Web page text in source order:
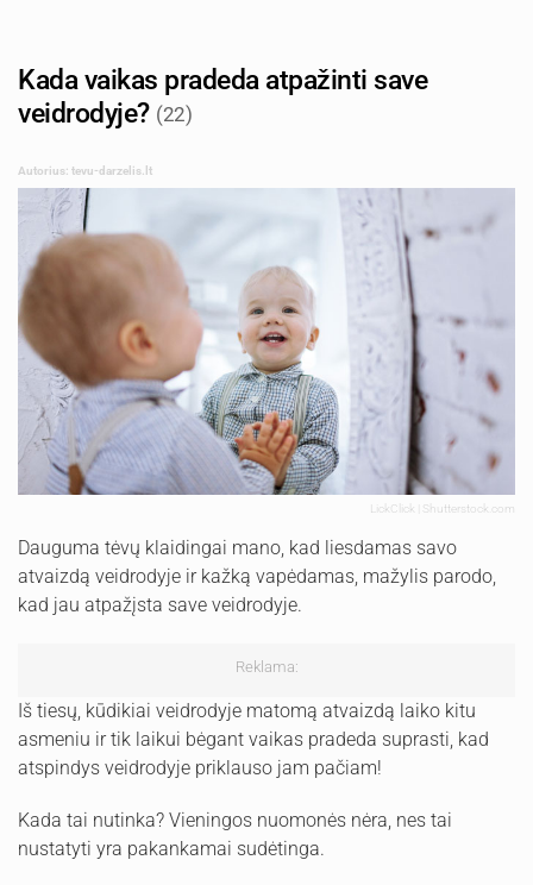
Kada vaikas pradeda atpažinti save
veidrodyje? (22)
Autorius: tevu-darzelis.lt
LickClick | Shutterstock.com
Dauguma tėvų klaidingai mano, kad liesdamas savo
atvaizdą veidrodyje ir kažką vapėdamas, mažylis parodo,
kad jau atpažįsta save veidrodyje.
Reklama:
Iš tiesų, kūdikiai veidrodyje matomą atvaizdą laiko kitu
asmeniu ir tik laikui bėgant vaikas pradeda suprasti, kad
atspindys veidrodyje priklauso jam pačiam!
Kada tai nutinka? Vieningos nuomonės nėra, nes tai
nustatyti yra pakankamai sudėtinga.